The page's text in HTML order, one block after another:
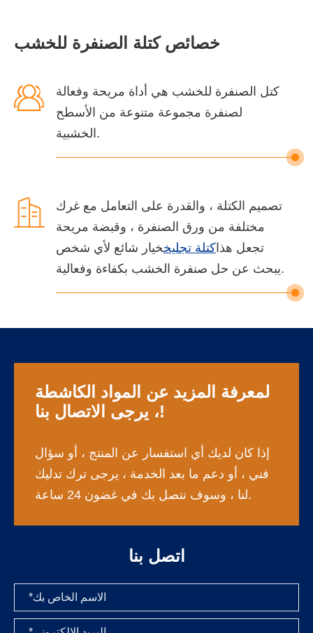
خصائص كتلة الصنفرة للخشب

كتل الصنفرة للخشب هي أداة مريحة وفعالة
لصنفرة مجموعة متنوعة من الأسطح
الخشبية.

تصميم الكتلة ، والقدرة على التعامل مع غرك
مختلفة من ورق الصنفرة ، وقبضة مريحة
تجعل هذاكتلة تجليخخيار شائع لأي شخص
يبحث عن حل صنفرة الخشب بكفاءة وفعالية.
لمعرفة المزيد عن المواد الكاشطة
، يرجى الاتصال بنا!
إذا كان لديك أي استفسار عن المنتج ، أو سؤال
فني ، أو دعم ما بعد الخدمة ، يرجى ترك تدليك
لنا ، وسوف نتصل بك في غضون 24 ساعة.
اتصل بنا